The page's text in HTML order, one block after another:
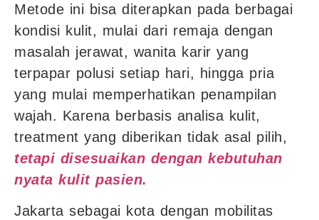
Metode ini bisa diterapkan pada berbagai
kondisi kulit, mulai dari remaja dengan
masalah jerawat, wanita karir yang
terpapar polusi setiap hari, hingga pria
yang mulai memperhatikan penampilan
wajah. Karena berbasis analisa kulit,
treatment yang diberikan tidak asal pilih,
tetapi disesuaikan dengan kebutuhan
nyata kulit pasien.
Jakarta sebagai kota dengan mobilitas